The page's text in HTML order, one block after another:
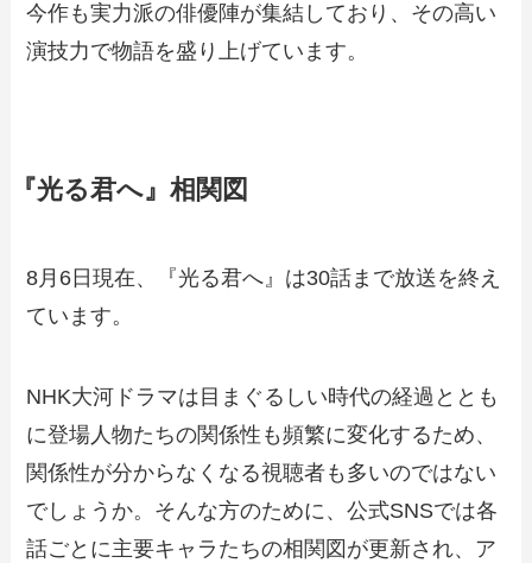
今作も実力派の俳優陣が集結しており、その高い
演技力で物語を盛り上げています。
『光る君へ』相関図
8月6日現在、『光る君へ』は30話まで放送を終え
ています。
NHK大河ドラマは目まぐるしい時代の経過ととも
に登場人物たちの関係性も頻繁に変化するため、
関係性が分からなくなる視聴者も多いのではない
でしょうか。そんな方のために、公式SNSでは各
話ごとに主要キャラたちの相関図が更新され、ア